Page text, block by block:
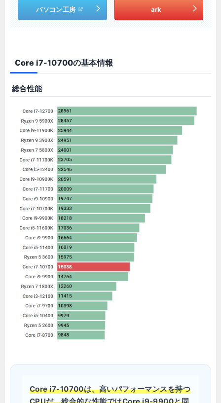
パソコン工房 ark
Core i7-10700の基本情報
総合性能
Core i7-10700は、高いパフォーマンスを持つ
CPUだ。総合的な性能ではCore i9-9900と同